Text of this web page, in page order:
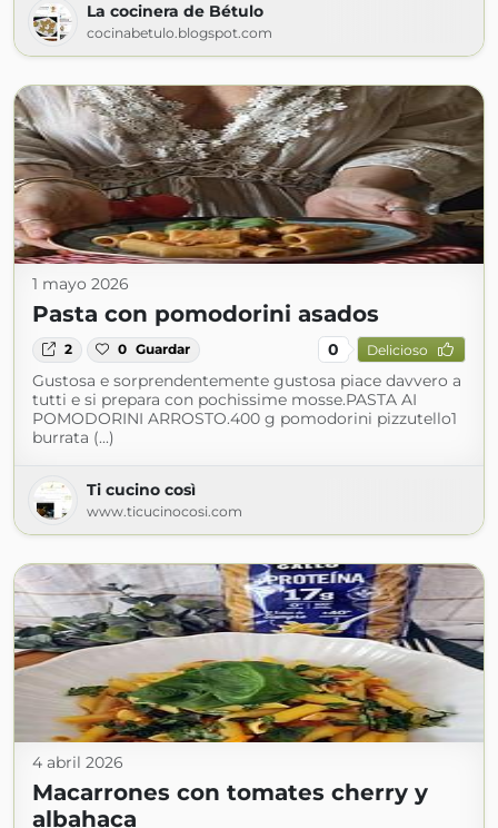
La cocinera de Bétulo
cocinabetulo.blogspot.com
1 mayo 2026
Pasta con pomodorini asados
2 0 Guardar 0 Delicioso
Gustosa e sorprendentemente gustosa piace davvero a
tutti e si prepara con pochissime mosse.PASTA AI
POMODORINI ARROSTO.400 g pomodorini pizzutello1
burrata (...)
Ti cucino così
www.ticucinocosi.com
4 abril 2026
Macarrones con tomates cherry y
albahaca